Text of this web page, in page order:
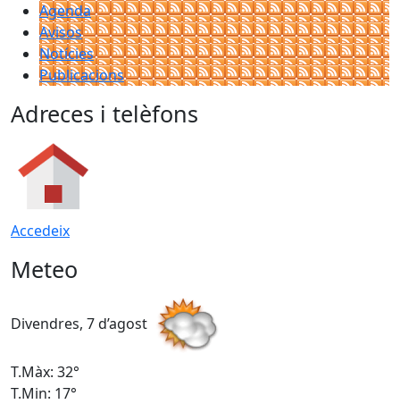
Agenda
Avisos
Notícies
Publicacions
Adreces i telèfons
Accedeix
Meteo
Divendres, 7 d’agost
T.Màx: 32°
T.Min: 17°